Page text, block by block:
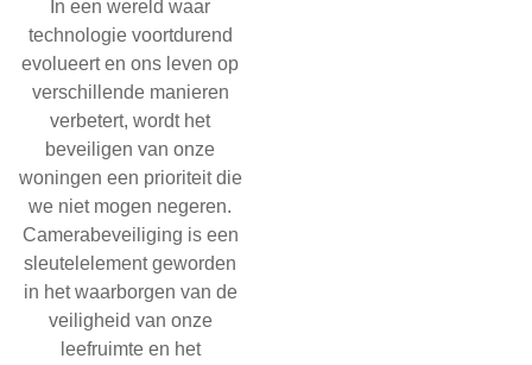
In een wereld waar
technologie voortdurend
evolueert en ons leven op
verschillende manieren
verbetert, wordt het
beveiligen van onze
woningen een prioriteit die
we niet mogen negeren.
Camerabeveiliging is een
sleutelelement geworden
in het waarborgen van de
veiligheid van onze
leefruimte en het